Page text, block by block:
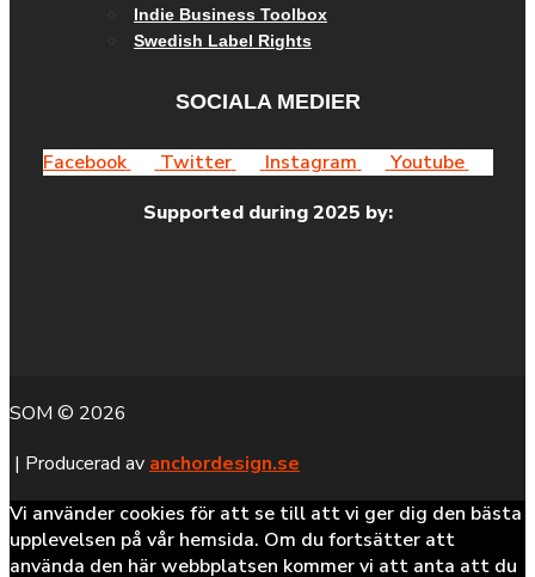
Indie Business Toolbox
Swedish Label Rights
SOCIALA MEDIER
Facebook Twitter Instagram
Youtube
Supported during 2025 by:
SOM © 2026
| Producerad av anchordesign.se
Vi använder cookies för att se till att vi ger dig den bästa
upplevelsen på vår hemsida. Om du fortsätter att
använda den här webbplatsen kommer vi att anta att du